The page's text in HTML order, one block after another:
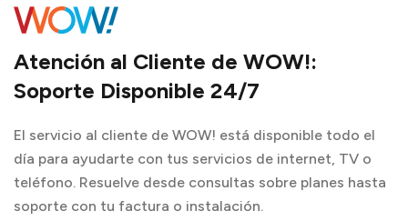
Atención al Cliente de WOW!:
Soporte Disponible 24/7
El servicio al cliente de WOW! está disponible todo el
día para ayudarte con tus servicios de internet, TV o
teléfono. Resuelve desde consultas sobre planes hasta
soporte con tu factura o instalación.